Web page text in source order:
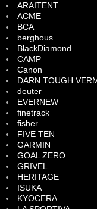
ARAITENT
ACME
BCA
berghous
BlackDiamond
CAMP
Canon
DARN TOUGH
deuter
EVERNEW
finetrack
fisher
FIVE TEN
GARMIN
GOAL ZERO
GRIVEL
HERITAGE
ISUKA
KYOCERA